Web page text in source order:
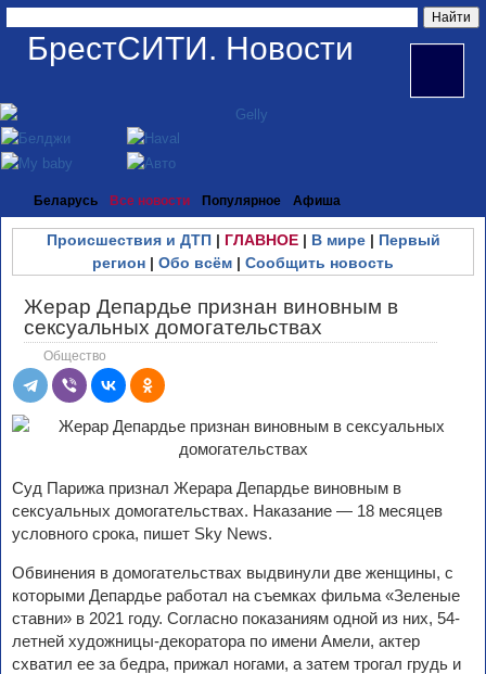
БрестСИТИ. Новости
Беларусь Все новости Популярное Афиша
Происшествия и ДТП| ГЛАВНОЕ| В мире| Первый
регион | Обо всём | Сообщить новость
Жерар Депардье признан виновным в
сексуальных домогательствах
Общество
Суд Парижа признал Жерара Депардье виновным в
сексуальных домогательствах. Наказание — 18 месяцев
условного срока, пишет Sky News.
Обвинения в домогательствах выдвинули две женщины, с
которыми Депардье работал на съемках фильма «Зеленые
ставни» в 2021 году. Согласно показаниям одной из них, 54-
летней художницы-декоратора по имени Амели, актер
схватил ее за бедра, прижал ногами, а затем трогал грудь и